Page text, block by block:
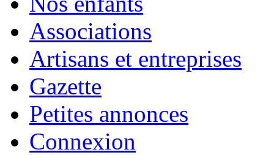
Associations
Artisans et entreprises
Gazette
Petites annonces
Connexion